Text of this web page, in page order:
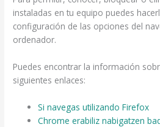
instaladas en tu equipo puedes
configuración de las opciones del
ordenador.
Puedes encontrar la información
siguientes enlaces:
Si navegas utilizando Firefox
Chrome erabiliz nabigatzen